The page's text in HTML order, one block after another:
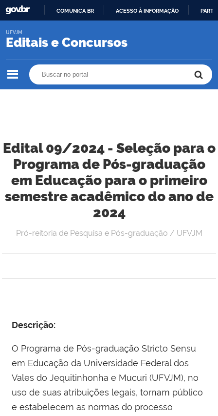
O
COMUNICA BR ACESSO À INFORMAÇÃO
Editais e Concursos
UFVJM
Edital 09/2024 - Seleção para o
Programa de Pós-graduação
em Educação para o primeiro
semestre acadêmico do ano de
2024
Pró-reitoria de Pesquisa e Pós-graduação / UFVJM
Descrição:
O Programa de Pós-graduação Stricto Sensu
em Educação da Universidade Federal dos
Vales do Jequitinhonha e Mucuri (UFVJM), no
uso de suas atribuições legais, tornam público
e estabelecem as normas do processo